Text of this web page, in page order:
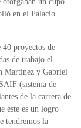
en el Palacio
40 proyectos de
de trabajo el
Martínez y Gabriel
(sistema de
de la carrera de
este es un logro
tendremos la